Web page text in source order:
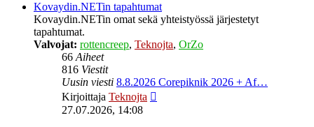
Kovaydin.NETin tapahtumat
Kovaydin.NETin omat sekä yhteistyössä järjestetyt
tapahtumat.
Valvojat: rottencreep, Teknojta, OrZo
66Aiheet
816 Viestit
Uusin viesti 8.8.2026 Corepiknik 2026 + Af…
Kirjoittaja Teknojta
27.07.2026, 14:08